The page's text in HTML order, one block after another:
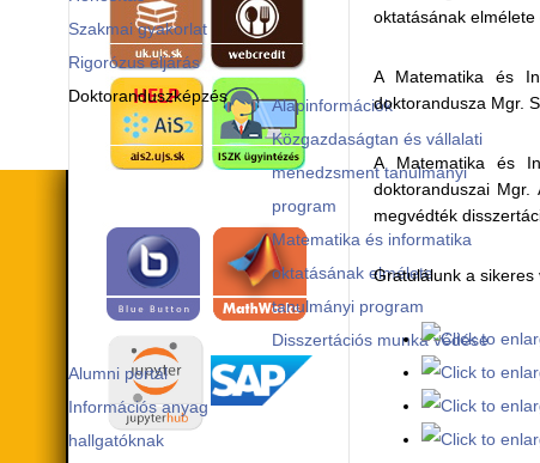
Szakmai gyakorlat
Rigorózus eljárás
Doktoranduszképzés
Alapinformációk
Közgazdaságtan és vállalati
menedzsment tanulmányi
program
Matematika és informatika
oktatásának elmélete
tanulmányi program
Disszertációs munka védése
Alumni portál
Információs anyag
hallgatóknak
oktatásának
A Matematika és
doktorandusza Mgr.
A Matematika és
doktoranduszai
megvédték
Gratulálunk a sikeres